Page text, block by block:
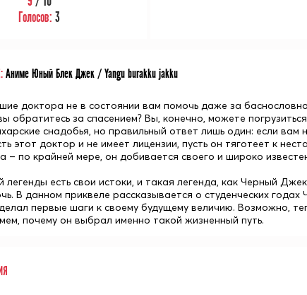
Голосов:3
Аниме Юный Блек Джек / Yangu burakku jakku
доктора не в состоянии вам помочь даже за
обратитесь за спасением? Вы, конечно, можете
снадобья, но правильный ответ лишь один: если вам
этот доктор и не имеет лицензии, пусть он тяготеет к
– по крайней мере, он добивается своего и широко
легенды есть свои истоки, и такая легенда, как Черный
В данном приквеле рассказывается о студенческих
первые шаги к своему будущему величию. Возможно,
почему он выбрал именно такой жизненный путь.